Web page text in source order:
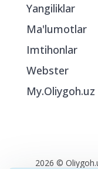
Yangiliklar
Ma'lumotlar
Imtihonlar
Webster
My.Oliygoh.uz
2026 ©